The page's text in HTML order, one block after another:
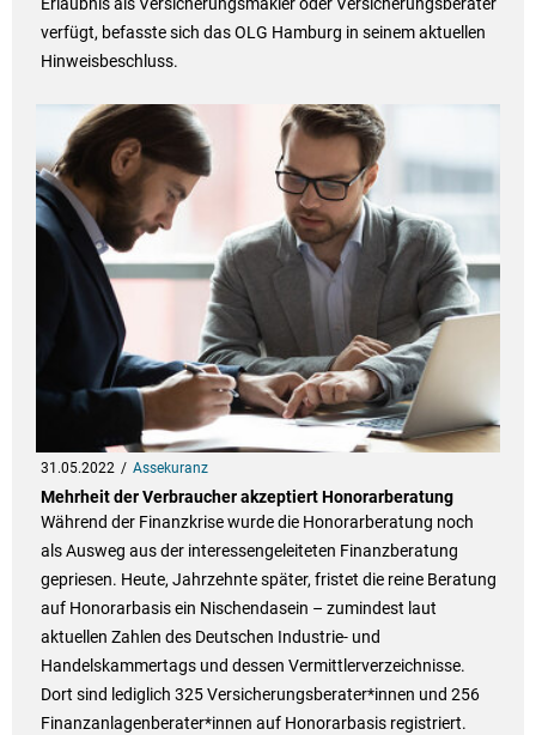
Erlaubnis als Versicherungsmakler oder Versicherungsberater
verfügt, befasste sich das OLG Hamburg in seinem aktuellen
Hinweisbeschluss.
31.05.2022 Assekuranz
Mehrheit der Verbraucher akzeptiert Honorarberatung
Während der Finanzkrise wurde die Honorarberatung noch
als Ausweg aus der interessengeleiteten Finanzberatung
gepriesen. Heute, Jahrzehnte später, fristet die reine Beratung
auf Honorarbasis ein Nischendasein – zumindest laut
aktuellen Zahlen des Deutschen Industrie- und
Handelskammertags und dessen Vermittlerverzeichnisse.
Dort sind lediglich 325 Versicherungsberater*innen und 256
Finanzanlagenberater*innen auf Honorarbasis registriert.